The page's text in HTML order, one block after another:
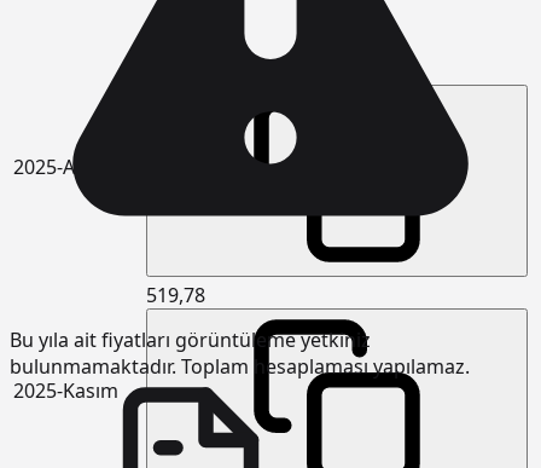
2025-Aralık
2025-Kasım
519,78
Bu yıla ait fiyatları görüntüleme yetkiniz
bulunmamaktadır. Toplam hesaplaması yapılamaz.